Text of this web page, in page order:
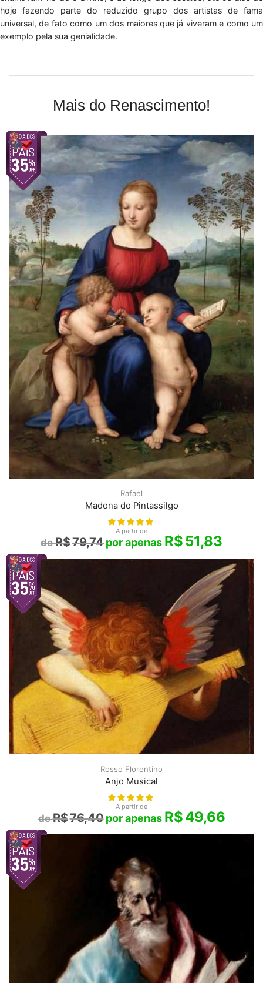
hoje fazendo parte do reduzido grupo dos artistas de fama
universal, de fato como um dos maiores que já viveram e como um
exemplo pela sua genialidade.
Mais do Renascimento!
Rafael
Madona do Pintassilgo
A partir de
R$79,74 R$51,83
Rosso Florentino
Anjo Musical
A partir de
R$76,40 R$49,66